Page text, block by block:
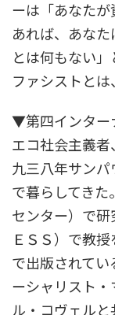
ーは「あなた
あれば、あな
とは何もない
ファシストとは
▼第四インター
エコ社会主義
九三八年サンパ
で暮らしてき
センター）で研
ＥＳＳ）で教
で出版されて
ーシャリスト
ル・コヴェル